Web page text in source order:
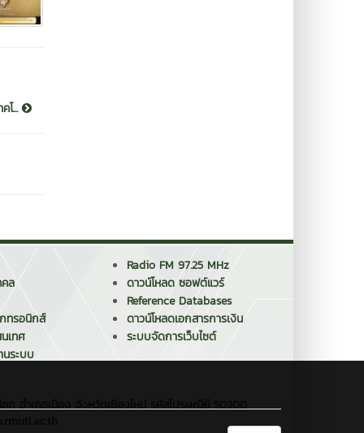
โ...
ล
ทรอนิกส์
เทศ
ระบบ
Radio FM 97.25 MHz
ดาวน์โหลด ซอฟต์แวร์
Reference Databases
ดาวน์โหลดเอกสารการเงิน
ระบบจัดการเว็บไซต์
ก อำเภอเมือง จังหวัดเชียงใหม่ รหัสไปรษณีย์ 50300